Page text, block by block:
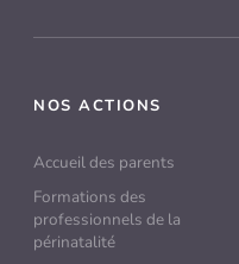
NOS ACTIONS
Accueil des parents
Formations des
professionnels de la
périnatalité